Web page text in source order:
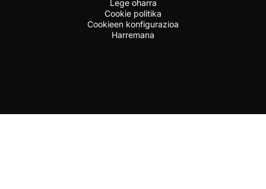
Lege oharra
Cookie politika
Cookieen konfigurazioa
Harremana